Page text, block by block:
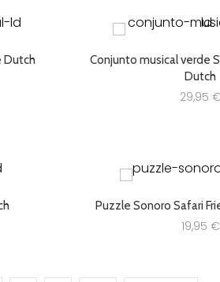
Dutch
Conjunto musical verde
Dutch
29,95 €
Puzzle Sonoro Safari
19,95 €